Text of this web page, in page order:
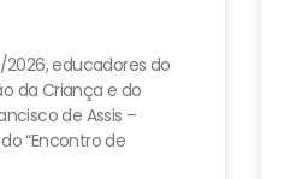
2026, educadores do
da Criança e do
de Assis –
“Encontro de